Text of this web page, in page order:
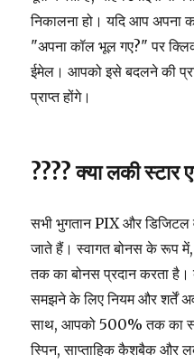
निकालना हो। यदि आप अपना
"अपना कॉल भूल गए?" पर
ईमेल। आपको इसे बदलने की
प्राप्त होंगे।
???? क्या लकी स्टार
सभी भुगतान PIX और डिजिटल
जाते हैं। स्वागत बोनस के रूप
तक का बोनस प्रदान करता है।
समझने के लिए नियम और शर्तें
साथ, आपको 500% तक का
स्पिन, साप्ताहिक कैशबैक और